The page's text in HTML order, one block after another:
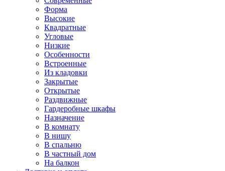
Форма
Высокие
Квадратные
Угловые
Низкие
Особенности
Встроенные
Из кладовки
Закрытые
Открытые
Раздвижные
Гардеробные шкафы
Назначение
В комнату
В нишу
В спальню
В частный дом
На балкон